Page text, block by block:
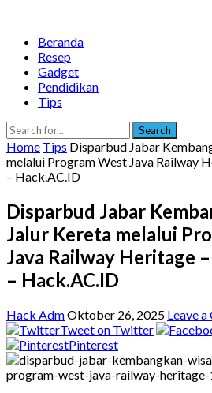
Beranda
Resep
Gadget
Pendidikan
Tips
Search
Home Tips Disparbud Jabar
melalui Program West Java Railway
– Hack.AC.ID
Disparbud Jabar
Jalur Kereta melalui
Java Railway Heritage
– Hack.AC.ID
Hack AdmOktober 26, 2025 Leave
Tweet on Twitter
Pinterest